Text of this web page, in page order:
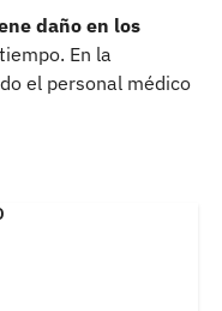
daño en los
En la
el personal médico